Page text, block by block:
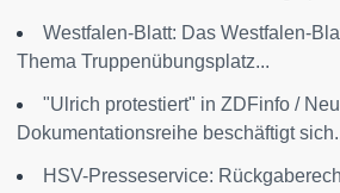
Westfalen-Blatt: Das Westfalen-
Thema Truppenübungsplatz...
"Ulrich protestiert" in ZDFinfo /
Dokumentationsreihe beschäftigt
HSV-Presseservice: